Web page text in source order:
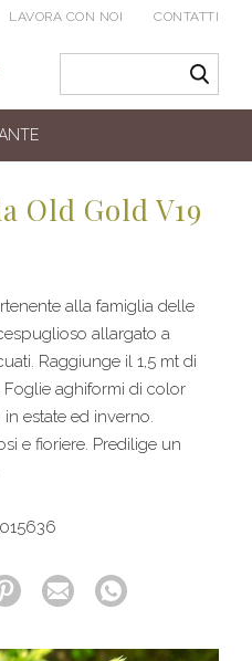
LAVORA CON NOI CONTATTI
Old Gold V19
alla famiglia delle
allargato a
Raggiunge il 1,5 mt di
Foglie aghiformi di color
estate ed inverno.
e fioriere. Predilige un